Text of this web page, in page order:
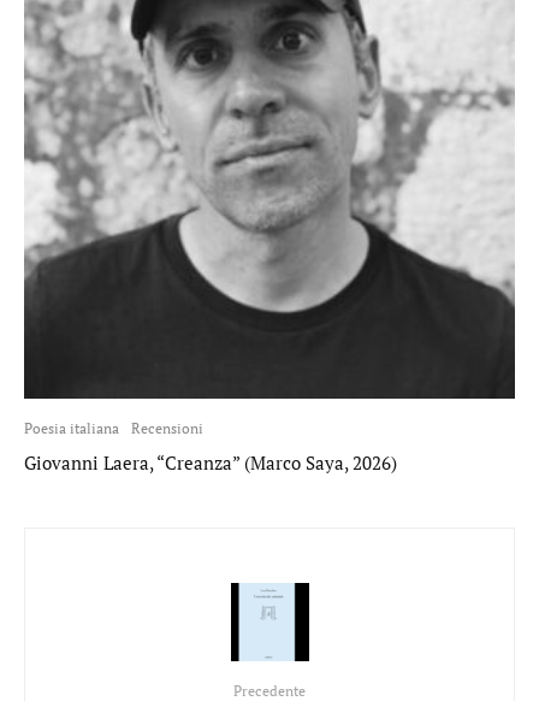
Poesia italiana Recensioni
Giovanni Laera, “Creanza” (Marco Saya, 2026)
Precedente